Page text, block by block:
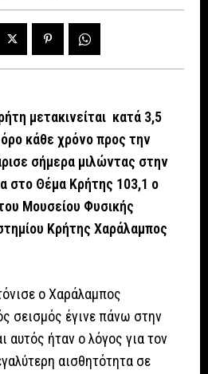
μετακινείται κατά 3,5
κάθε χρόνο προς την
σήμερα μιλώντας στην
στο Θέμα Κρήτης 103,1 ο
Μουσείου Φυσικής
Κρήτης Χαράλαμπος
ο Χαράλαμπος
σεισμός έγινε πάνω στην
αυτός ήταν ο λόγος για τον
αισθητότητα σε